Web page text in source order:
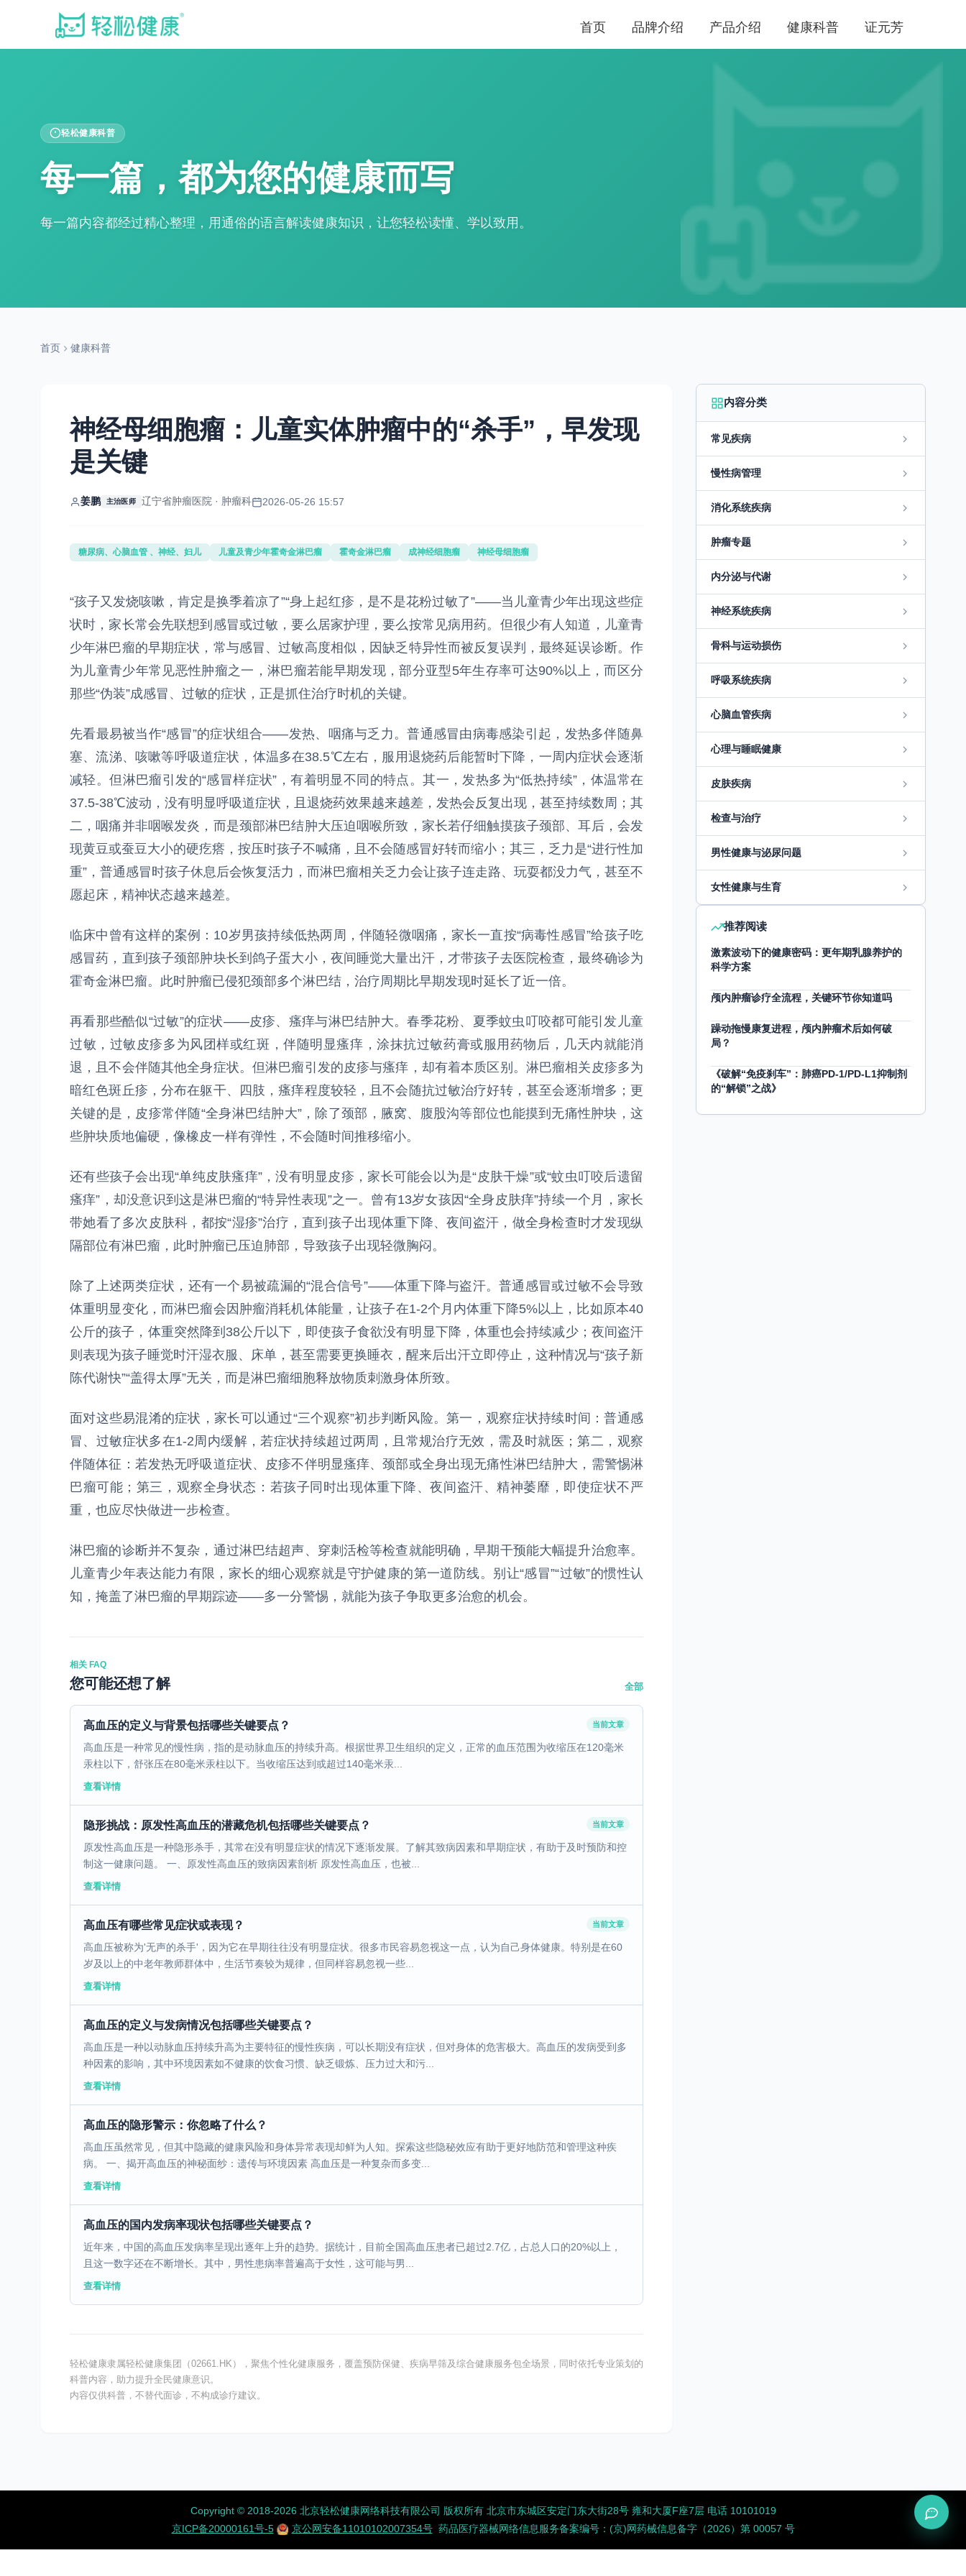
首页 品牌介绍 产品介绍 健康科普 证元芳
轻松健康科普
每一篇，都为您的健康而写
每一篇内容都经过精心整理，用通俗的语言解读健康知识，让您轻松读懂、学以致用。
首页 健康科普
神经母细胞瘤：儿童实体肿瘤中的“杀手”，早发现
是关键
姜鹏 主治医师 辽宁省肿瘤医院 · 肿瘤科 2026-05-26 15:57
糖尿病、心脑血管 、神经、妇儿 儿童及青少年霍奇金淋巴瘤 霍奇金淋巴瘤 成神经细胞瘤 神经母细胞瘤
“孩子又发烧咳嗽，肯定是换季着凉了”“身上起红疹，是不是花粉过敏了”——当儿童青少年出现这些症
状时，家长常会先联想到感冒或过敏，要么居家护理，要么按常见病用药。但很少有人知道，儿童青
少年淋巴瘤的早期症状，常与感冒、过敏高度相似，因缺乏特异性而被反复误判，最终延误诊断。作
为儿童青少年常见恶性肿瘤之一，淋巴瘤若能早期发现，部分亚型5年生存率可达90%以上，而区分
那些“伪装”成感冒、过敏的症状，正是抓住治疗时机的关键。
先看最易被当作“感冒”的症状组合——发热、咽痛与乏力。普通感冒由病毒感染引起，发热多伴随鼻
塞、流涕、咳嗽等呼吸道症状，体温多在38.5℃左右，服用退烧药后能暂时下降，一周内症状会逐渐
减轻。但淋巴瘤引发的“感冒样症状”，有着明显不同的特点。其一，发热多为“低热持续”，体温常在
37.5-38℃波动，没有明显呼吸道症状，且退烧药效果越来越差，发热会反复出现，甚至持续数周；其
二，咽痛并非咽喉发炎，而是颈部淋巴结肿大压迫咽喉所致，家长若仔细触摸孩子颈部、耳后，会发
现黄豆或蚕豆大小的硬疙瘩，按压时孩子不喊痛，且不会随感冒好转而缩小；其三，乏力是“进行性加
重”，普通感冒时孩子休息后会恢复活力，而淋巴瘤相关乏力会让孩子连走路、玩耍都没力气，甚至不
愿起床，精神状态越来越差。
临床中曾有这样的案例：10岁男孩持续低热两周，伴随轻微咽痛，家长一直按“病毒性感冒”给孩子吃
感冒药，直到孩子颈部肿块长到鸽子蛋大小，夜间睡觉大量出汗，才带孩子去医院检查，最终确诊为
霍奇金淋巴瘤。此时肿瘤已侵犯颈部多个淋巴结，治疗周期比早期发现时延长了近一倍。
再看那些酷似“过敏”的症状——皮疹、瘙痒与淋巴结肿大。春季花粉、夏季蚊虫叮咬都可能引发儿童
过敏，过敏皮疹多为风团样或红斑，伴随明显瘙痒，涂抹抗过敏药膏或服用药物后，几天内就能消
退，且不会伴随其他全身症状。但淋巴瘤引发的皮疹与瘙痒，却有着本质区别。淋巴瘤相关皮疹多为
暗红色斑丘疹，分布在躯干、四肢，瘙痒程度较轻，且不会随抗过敏治疗好转，甚至会逐渐增多；更
关键的是，皮疹常伴随“全身淋巴结肿大”，除了颈部，腋窝、腹股沟等部位也能摸到无痛性肿块，这
些肿块质地偏硬，像橡皮一样有弹性，不会随时间推移缩小。
还有些孩子会出现“单纯皮肤瘙痒”，没有明显皮疹，家长可能会以为是“皮肤干燥”或“蚊虫叮咬后遗留
瘙痒”，却没意识到这是淋巴瘤的“特异性表现”之一。曾有13岁女孩因“全身皮肤痒”持续一个月，家长
带她看了多次皮肤科，都按“湿疹”治疗，直到孩子出现体重下降、夜间盗汗，做全身检查时才发现纵
隔部位有淋巴瘤，此时肿瘤已压迫肺部，导致孩子出现轻微胸闷。
除了上述两类症状，还有一个易被疏漏的“混合信号”——体重下降与盗汗。普通感冒或过敏不会导致
体重明显变化，而淋巴瘤会因肿瘤消耗机体能量，让孩子在1-2个月内体重下降5%以上，比如原本40
公斤的孩子，体重突然降到38公斤以下，即使孩子食欲没有明显下降，体重也会持续减少；夜间盗汗
则表现为孩子睡觉时汗湿衣服、床单，甚至需要更换睡衣，醒来后出汗立即停止，这种情况与“孩子新
陈代谢快”“盖得太厚”无关，而是淋巴瘤细胞释放物质刺激身体所致。
面对这些易混淆的症状，家长可以通过“三个观察”初步判断风险。第一，观察症状持续时间：普通感
冒、过敏症状多在1-2周内缓解，若症状持续超过两周，且常规治疗无效，需及时就医；第二，观察
伴随体征：若发热无呼吸道症状、皮疹不伴明显瘙痒、颈部或全身出现无痛性淋巴结肿大，需警惕淋
巴瘤可能；第三，观察全身状态：若孩子同时出现体重下降、夜间盗汗、精神萎靡，即使症状不严
重，也应尽快做进一步检查。
淋巴瘤的诊断并不复杂，通过淋巴结超声、穿刺活检等检查就能明确，早期干预能大幅提升治愈率。
儿童青少年表达能力有限，家长的细心观察就是守护健康的第一道防线。别让“感冒”“过敏”的惯性认
知，掩盖了淋巴瘤的早期踪迹——多一分警惕，就能为孩子争取更多治愈的机会。
相关 FAQ
您可能还想了解 全部
高血压的定义与背景包括哪些关键要点？ 当前文章
高血压是一种常见的慢性病，指的是动脉血压的持续升高。根据世界卫生组织的定义，正常的血压范围为收缩压在120毫米
汞柱以下，舒张压在80毫米汞柱以下。当收缩压达到或超过140毫米汞...
查看详情
隐形挑战：原发性高血压的潜藏危机包括哪些关键要点？ 当前文章
原发性高血压是一种隐形杀手，其常在没有明显症状的情况下逐渐发展。了解其致病因素和早期症状，有助于及时预防和控
制这一健康问题。 一、原发性高血压的致病因素剖析 原发性高血压，也被...
查看详情
高血压有哪些常见症状或表现？ 当前文章
高血压被称为'无声的杀手'，因为它在早期往往没有明显症状。很多市民容易忽视这一点，认为自己身体健康。特别是在60
岁及以上的中老年教师群体中，生活节奏较为规律，但同样容易忽视一些...
查看详情
高血压的定义与发病情况包括哪些关键要点？
高血压是一种以动脉血压持续升高为主要特征的慢性疾病，可以长期没有症状，但对身体的危害极大。高血压的发病受到多
种因素的影响，其中环境因素如不健康的饮食习惯、缺乏锻炼、压力过大和污...
查看详情
高血压的隐形警示：你忽略了什么？
高血压虽然常见，但其中隐藏的健康风险和身体异常表现却鲜为人知。探索这些隐秘效应有助于更好地防范和管理这种疾
病。 一、揭开高血压的神秘面纱：遗传与环境因素 高血压是一种复杂而多变...
查看详情
高血压的国内发病率现状包括哪些关键要点？
近年来，中国的高血压发病率呈现出逐年上升的趋势。据统计，目前全国高血压患者已超过2.7亿，占总人口的20%以上，
且这一数字还在不断增长。其中，男性患病率普遍高于女性，这可能与男...
查看详情
轻松健康隶属轻松健康集团（02661.HK），聚焦个性化健康服务，覆盖预防保健、疾病早筛及综合健康服务包全场景，同时依托专业策划的
科普内容，助力提升全民健康意识。
内容仅供科普，不替代面诊，不构成诊疗建议。
内容分类
常见疾病
慢性病管理
消化系统疾病
肿瘤专题
内分泌与代谢
神经系统疾病
骨科与运动损伤
呼吸系统疾病
心脑血管疾病
心理与睡眠健康
皮肤疾病
检查与治疗
男性健康与泌尿问题
女性健康与生育
推荐阅读
激素波动下的健康密码：更年期乳腺养护的
科学方案
颅内肿瘤诊疗全流程，关键环节你知道吗
躁动拖慢康复进程，颅内肿瘤术后如何破
局？
《破解“免疫刹车”：肺癌PD-1/PD-L1抑制剂
的“解锁”之战》
Copyright ©️ 2018-2026 北京轻松健康网络科技有限公司 版权所有 北京市东城区安定门东大街28号 雍和大厦F座7层 电话 10101019
京ICP备20000161号-5
京公网安备11010102007354号药品医疗器械网络信息服务备案编号：(京)网药械信息备字（2026）第 00057 号